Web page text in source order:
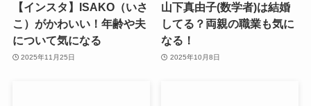
【インスタ】ISAKO（いさ
こ）がかわいい！年齢や夫
について気になる
2025年11月25日
山下真由子(数学者)は結婚
してる？両親の職業も気に
なる！
2025年10月8日